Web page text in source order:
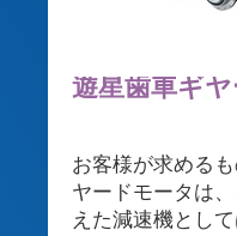
遊星歯車ギ
お客様が求める
ヤードモータは
えた減速機とし